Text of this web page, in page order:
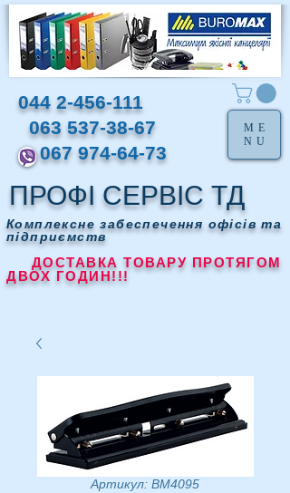
ПРОФІ СЕРВІС ТД
Комплексне забеспечення офісів та
підприємств
ДОСТАВКА ТОВАРУ ПРОТЯГОМ
ДВОХ ГОДИН!!!
044 2-456-111
063 537-38-67
067 974-64-73
ME
NU
Артикул: BM4095